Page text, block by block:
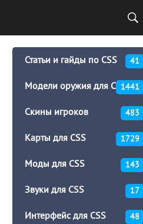
Статьи и гайды по CSS 41
Модели оружия для CSS1441
Скины игроков 483
Карты для CSS 1729
Моды для CSS 143
Звуки для CSS 17
Интерфейс для CSS 48